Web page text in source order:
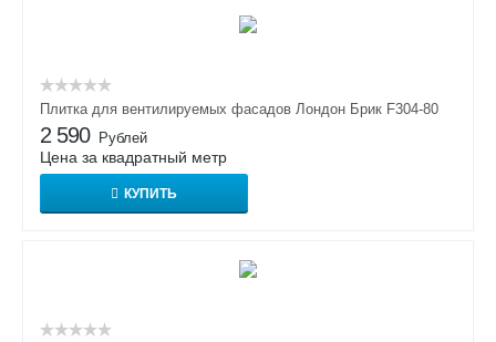
Плитка для вентилируемых фасадов Лондон Брик F304-80
2 590 Рублей
Цена за квадратный метр
КУПИТЬ